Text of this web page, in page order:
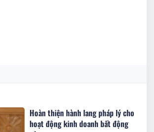
Hoàn thiện hành lang pháp lý cho
hoạt động kinh doanh bất động